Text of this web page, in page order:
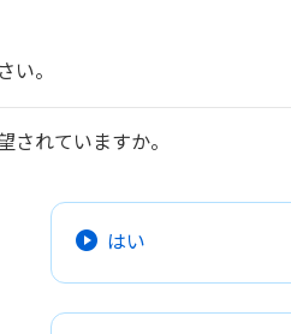
い。
されていますか。
はい